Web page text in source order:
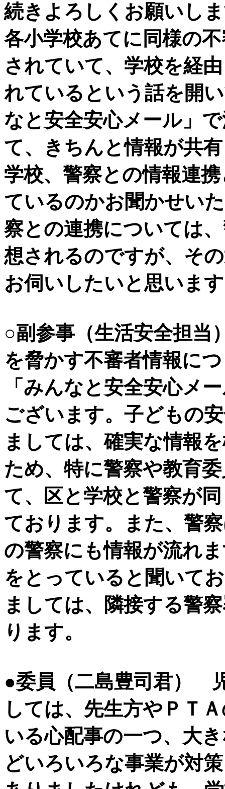
続きよろしくお願いし
各小学校あてに同様の
されていて、学校を経
れているという話を開
なと安全安心メール」
て、きちんと情報が共
学校、警察との情報連
ているのかお聞かせい
察との連携については
想されるのですが、そ
お伺いしたいと思いま
○副参事（生活安全担当
を脅かす不審者情報に
「みんなと安全安心メ
ございます。子どもの
ましては、確実な情報
ため、特に警察や教育
て、区と学校と警察が
ております。また、警
の警察にも情報が流れ
をとっていると聞いて
ましては、隣接する警
ります。
●委員（二島豊司君）
しては、先生方やＰＴ
いる心配事の一つ、大
どいろいろな事業が対